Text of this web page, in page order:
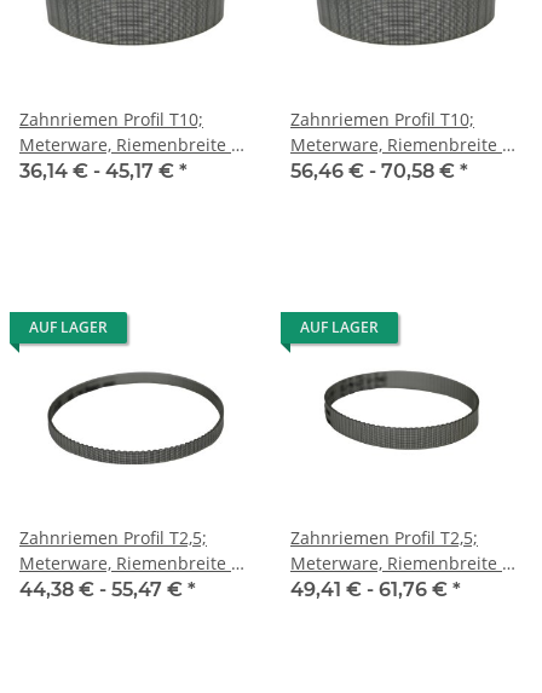
Zahnriemen Profil T10;
Meterware, Riemenbreite 32
mm
36,14 € - 45,17 € *
Zahnriemen Profil T10;
Meterware, Riemenbreite 50
mm
56,46 € - 70,58 € *
AUF LAGER
Zahnriemen Profil T2,5;
Meterware, Riemenbreite 6
mm mit Stahlzugstrang
44,38 € - 55,47 € *
AUF LAGER
Zahnriemen Profil T2,5;
Meterware, Riemenbreite 10
mm
49,41 € - 61,76 € *